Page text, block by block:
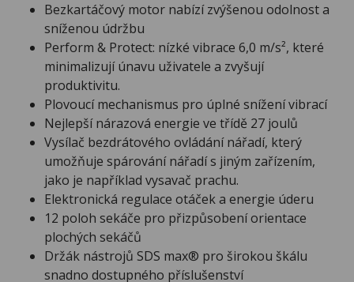
Bezkartáčový motor nabízí zvýšenou odolnost a
sníženou údržbu
Perform & Protect: nízké vibrace 6,0 m/s², které
minimalizují únavu uživatele a zvyšují
produktivitu.
Plovoucí mechanismus pro úplné snížení vibrací
Nejlepší nárazová energie ve třídě 27 joulů
Vysílač bezdrátového ovládání nářadí, který
umožňuje spárování nářadí s jiným zařízením,
jako je například vysavač prachu.
Elektronická regulace otáček a energie úderu
12 poloh sekáče pro přizpůsobení orientace
plochých sekáčů
Držák nástrojů SDS max® pro širokou škálu
snadno dostupného příslušenství